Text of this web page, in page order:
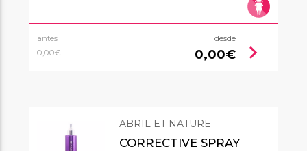
antes
0,00€
desde
0,00€ chevron_right
ABRIL ET NATURE
CORRECTIVE SPRAY